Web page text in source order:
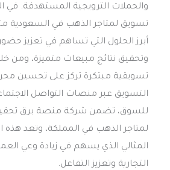
والحملات الترويجية المستهدفة. في
تسويق لمتاجر الذهب في السعودية
أبرز الحلول التي تساهم في تعزيز
وتحقيق نتائج مبيعات متميزة، ومن
تسويقية مبتكرة تركز على تحسين
التسويق عبر منصات التواصل
للسوق، تضمن شركة منصة برق
لمتاجر الذهب في المملكة، وتعد
المثالي الذي يسهم في زيادة وعي
التجارية وتعزيز التفاعل.